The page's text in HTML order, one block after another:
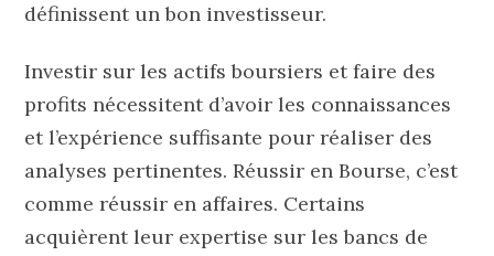
définissent un bon investisseur.
Investir sur les actifs boursiers et faire des
profits nécessitent d’avoir les connaissances
et l’expérience suffisante pour réaliser des
analyses pertinentes. Réussir en Bourse, c’est
comme réussir en affaires. Certains
acquièrent leur expertise sur les bancs de